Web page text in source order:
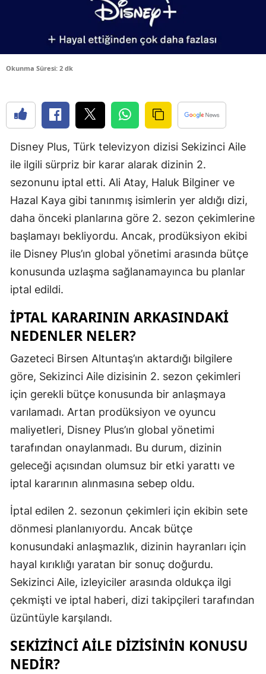
Giresun
Gümüşhane
Hatay
Isparta
Mersin
İstanbul
Kars
Kayseri
Malatya
Mardin
Muğla
Nevşehir
Okunma Süresi: 2 dk
Disney Plus, Türk televizyon dizisi Sekizinci Aile
ile ilgili sürpriz bir karar alarak dizinin 2.
sezonunu iptal etti. Ali Atay, Haluk Bilginer ve
Hazal Kaya gibi tanınmış isimlerin yer aldığı dizi,
daha önceki planlarına göre 2. sezon çekimlerine
başlamayı bekliyordu. Ancak, prodüksiyon ekibi
ile Disney Plus’ın global yönetimi arasında bütçe
konusunda uzlaşma sağlanamayınca bu planlar
iptal edildi.
İPTAL KARARININ ARKASINDAKI
NEDENLER NELER?
Gazeteci Birsen Altuntaş’ın aktardığı bilgilere
göre, Sekizinci Aile dizisinin 2. sezon çekimleri
için gerekli bütçe konusunda bir anlaşmaya
varılamadı. Artan prodüksiyon ve oyuncu
maliyetleri, Disney Plus’ın global yönetimi
tarafından onaylanmadı. Bu durum, dizinin
geleceği açısından olumsuz bir etki yarattı ve
iptal kararının alınmasına sebep oldu.
İptal edilen 2. sezonun çekimleri için ekibin sete
dönmesi planlanıyordu. Ancak bütçe
konusundaki anlaşmazlık, dizinin hayranları için
hayal kırıklığı yaratan bir sonuç doğurdu.
Sekizinci Aile, izleyiciler arasında oldukça ilgi
çekmişti ve iptal haberi, dizi takipçileri tarafından
üzüntüyle karşılandı.
SEKIZINCI AILE DIZISININ KONUSU
NEDIR?